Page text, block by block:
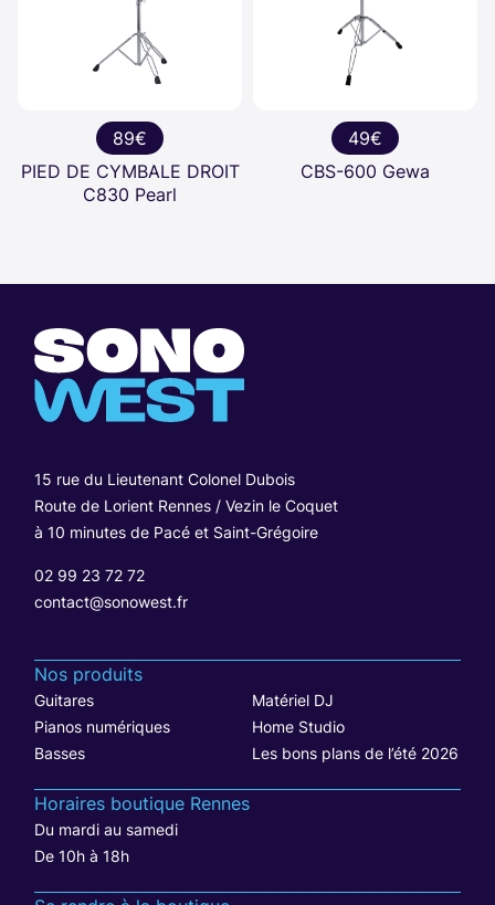
89€
PIED DE CYMBALE DROIT
C830 Pearl
49€
CBS-600 Gewa
15 rue du Lieutenant Colonel Dubois
Route de Lorient Rennes / Vezin le Coquet
à 10 minutes de Pacé et Saint-Grégoire
02 99 23 72 72
contact@sonowest.fr
Nos produits
Guitares
Matériel DJ
Pianos numériques
Home Studio
Basses
Les bons plans de l’été 2026
Horaires boutique Rennes
Du mardi au samedi
De 10h à 18h